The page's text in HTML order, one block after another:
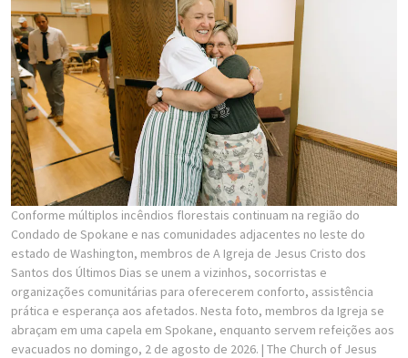
Conforme múltiplos incêndios florestais continuam na região do
Condado de Spokane e nas comunidades adjacentes no leste do
estado de Washington, membros de A Igreja de Jesus Cristo dos
Santos dos Últimos Dias se unem a vizinhos, socorristas e
organizações comunitárias para oferecerem conforto, assistência
prática e esperança aos afetados. Nesta foto, membros da Igreja se
abraçam em uma capela em Spokane, enquanto servem refeições aos
evacuados no domingo, 2 de agosto de 2026. | The Church of Jesus